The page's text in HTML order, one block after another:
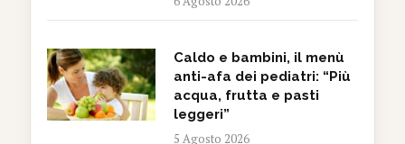
Caldo e bambini, il menù
anti-afa dei pediatri: “Più
acqua, frutta e pasti
leggeri”
5 Agosto 2026